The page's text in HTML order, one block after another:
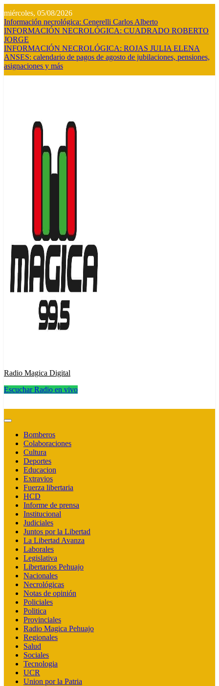
al
contenido
miércoles, 05/08/2026
Información necrológica: Cenerelli Carlos Alberto
INFORMACIÓN NECROLÓGICA: CUADRADO ROBERTO
JORGE
INFORMACIÓN NECROLÓGICA: ROJAS JULIA ELENA
ANSES: calendario de pagos de agosto de jubilaciones, pensiones,
asignaciones y más
Radio Magica Digital
Escuchar Radio en vivo
Bomberos
Colaboraciones
Cultura
Deportes
Educacion
Extravios
Fuerza libertaria
HCD
Informe de prensa
Institucional
Judiciales
Juntos por la Libertad
La Libertad Avanza
Laborales
Legislativa
Libertarios Pehuajo
Nacionales
Necrológicas
Notas de opinión
Policiales
Politica
Provinciales
Radio Magica Pehuajo
Regionales
Salud
Sociales
Tecnologia
UCR
Union por la Patria